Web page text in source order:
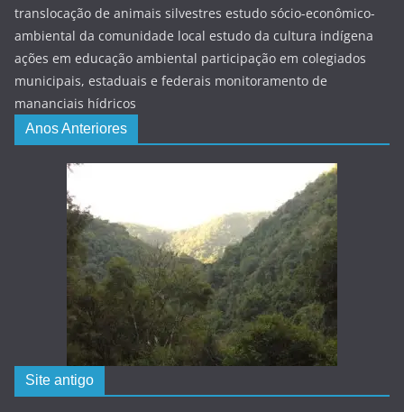
translocação de animais silvestres estudo sócio-econômico-
ambiental da comunidade local estudo da cultura indígena
ações em educação ambiental participação em colegiados
municipais, estaduais e federais monitoramento de
mananciais hídricos
Anos Anteriores
Site antigo